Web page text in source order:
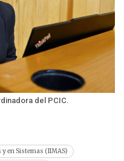
del PCIC.
en Sistemas (IIMAS)